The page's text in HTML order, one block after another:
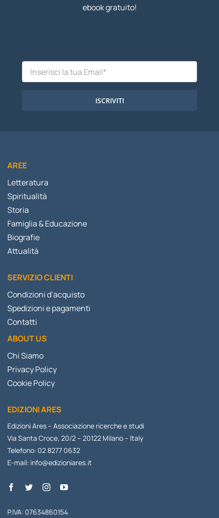
ebook gratuito!
ISCRIVITI
AREE
Letteratura
Spiritualità
Storia
Famiglia & Educazione
Biografie
Attualità
SERVIZIO CLIENTI
Condizioni d’acquisto
Spedizioni e pagamenti
Contatti
ABOUT US
Chi Siamo
Privacy Policy
Cookie Policy
EDIZIONI ARES
Edizioni Ares – Associazione ricerche e studi
Via Santa Croce, 20/2 – 20122 Milano – Italy
Telefono: 02 8277 0632
E-mail: info@edizioniares.it
P.IVA: 07634860154